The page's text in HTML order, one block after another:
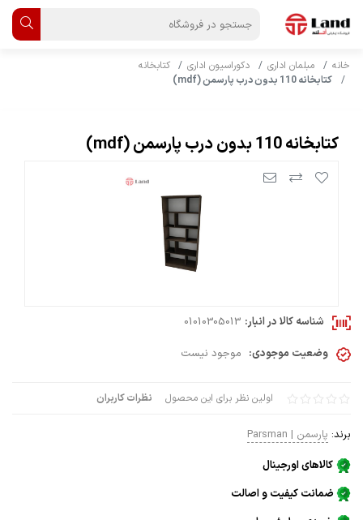
خانه مبلمان اداری دکوراسیون اداری
کتابخانه
کتابخانه 110 بدون درب پارسمن (mdf)
کتابخانه 110 بدون درب پارسمن (mdf)
اولین نظر برای این محصول نظرات کاربران
برند: پارسمن | Parsman
کالاهای اورجینال
ضمانت کیفیت و اصالت
شناسه کالا در انبار: 01010305013
وضعیت موجودی: موجود نیست